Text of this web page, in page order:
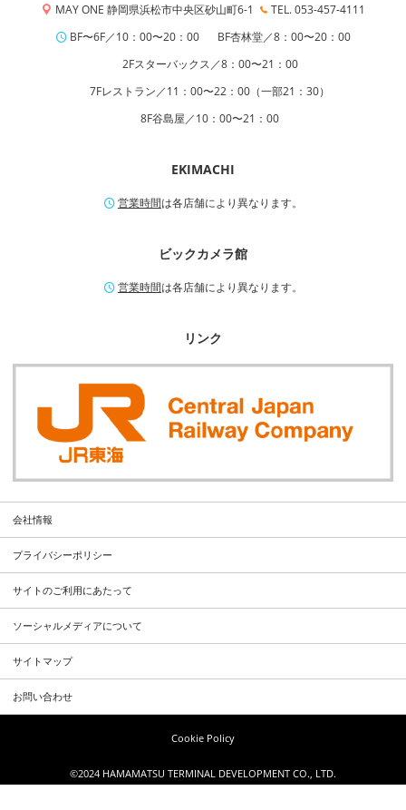
MAY ONE 静岡県浜松市中央区砂山町6-1
TEL. 053-457-4111
BF〜6F／10：00〜20：00
BF杏林堂／8：00〜20：00
2Fスターバックス／8：00〜21：00
7Fレストラン／11：00〜22：00（一部21：30）
8F谷島屋／10：00〜21：00
EKIMACHI
営業時間は各店舗により異なります。
ビックカメラ館
営業時間は各店舗により異なります。
リンク
会社情報
プライバシーポリシー
サイトのご利用にあたって
ソーシャルメディアについて
サイトマップ
お問い合わせ
Cookie Policy
©2024 HAMAMATSU TERMINAL DEVELOPMENT CO., LTD.